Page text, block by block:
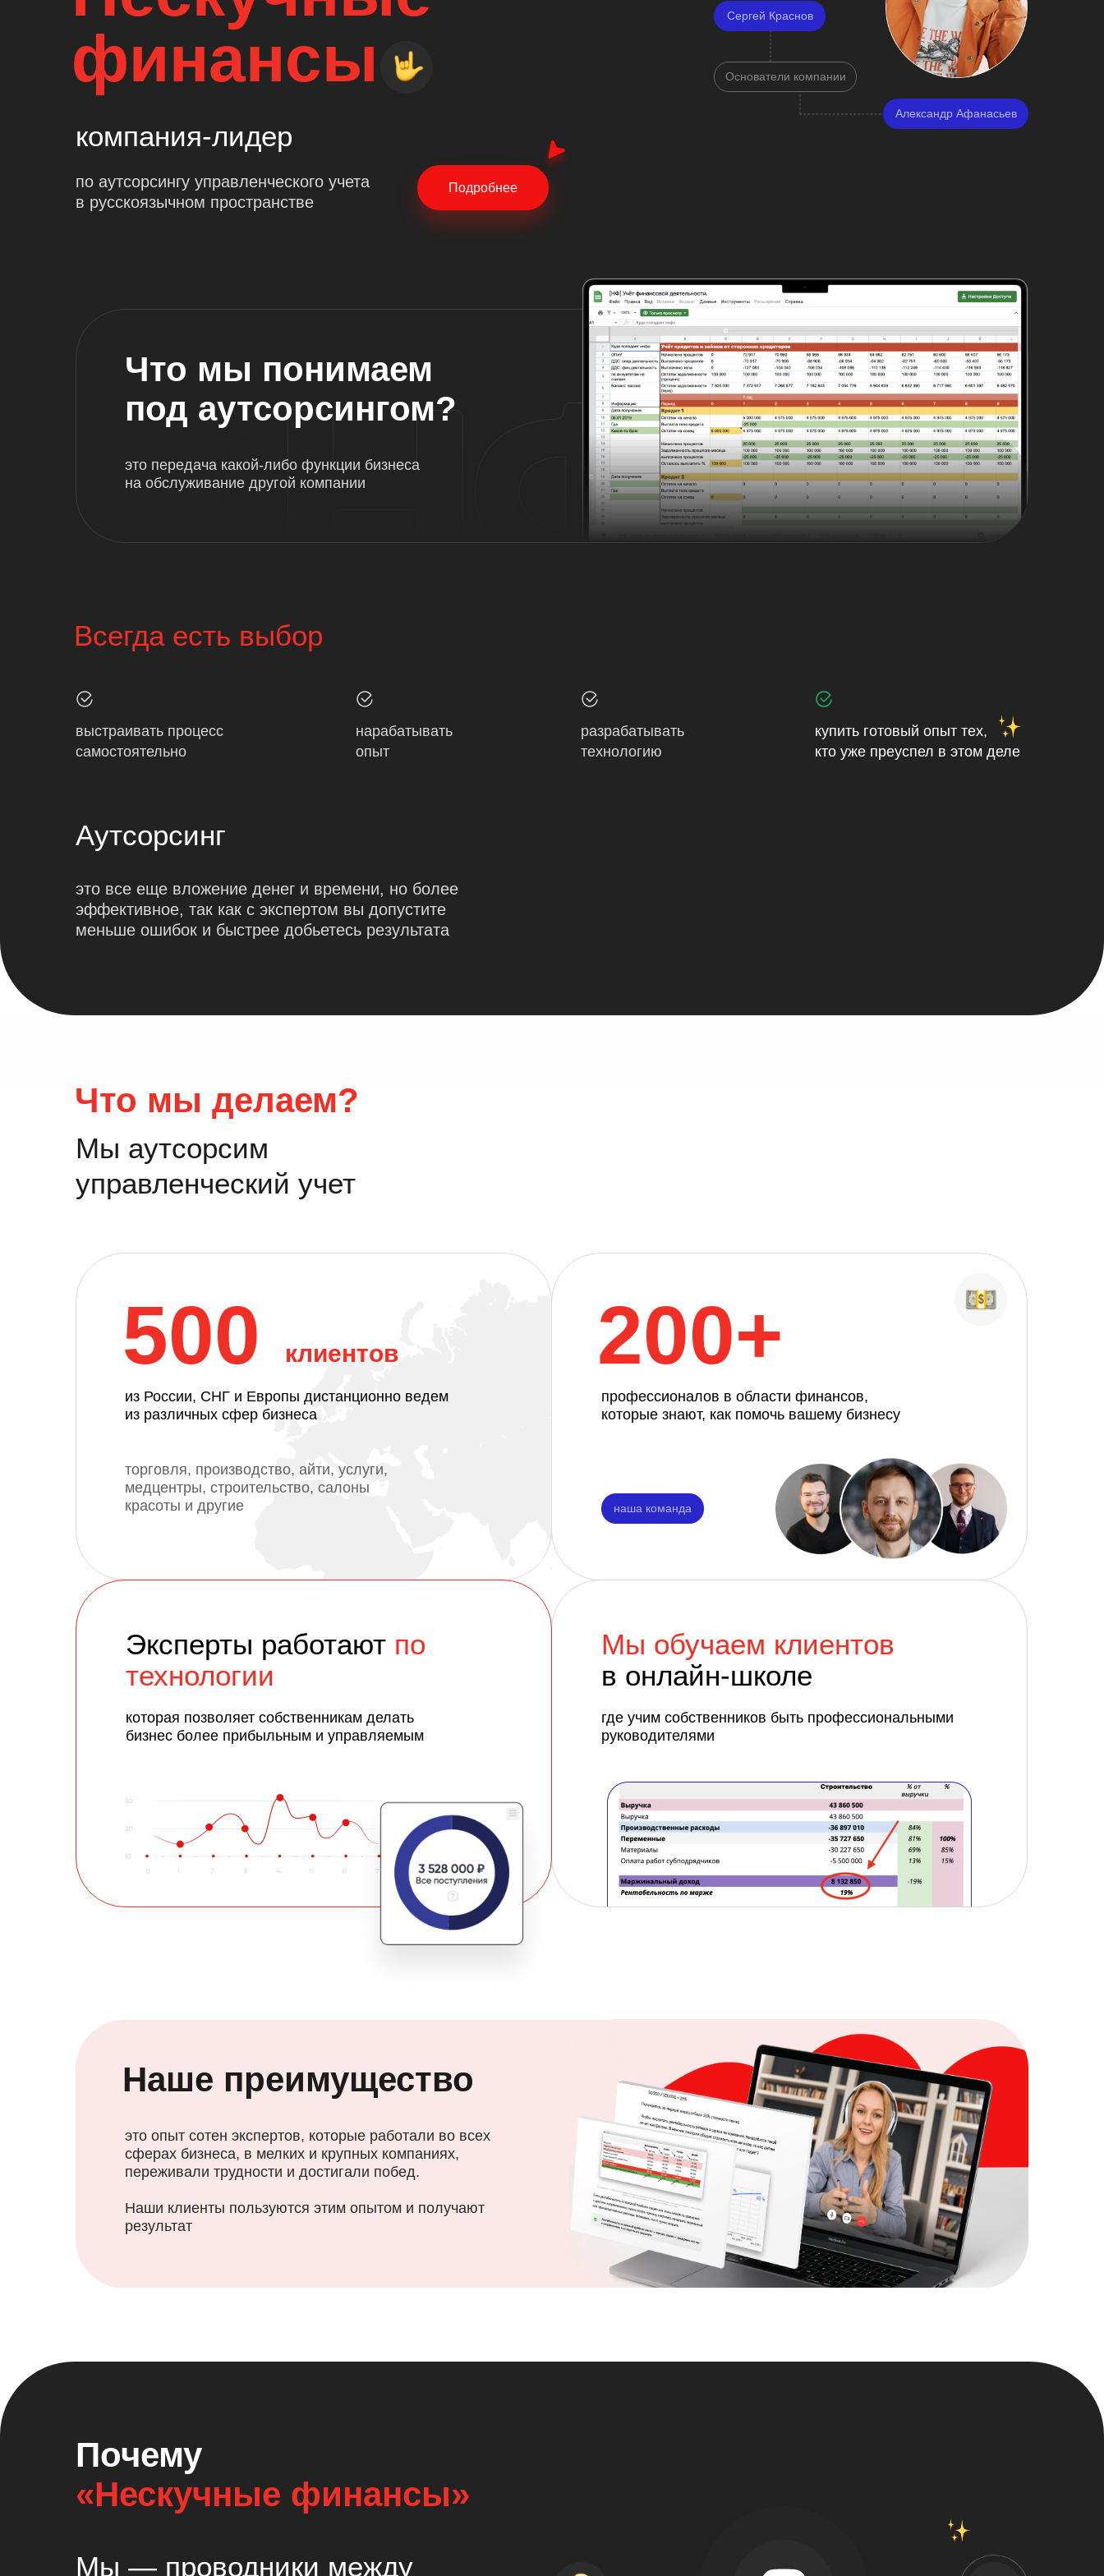
разрабатывать
технологию
выстраивать процесс
самостоятельно
нарабатывать
опыт
купить готовый опыт тех,
кто уже преуспел в этом деле
финансы
компания-лидер
по аутсорсингу управленческого учета
в русскоязычном пространстве
Подробнее
Что мы понимаем
под аутсорсингом?
Всегда есть выбор
Аутсорсинг
это все еще вложение денег и времени, но более
эффективное, так как с экспертом вы допустите
меньше ошибок и быстрее добьетесь результата
Сергей Краснов
это передача какой-либо функции бизнеса
на обслуживание другой компании
Основатели компании
Александр Афанасьев
Что мы делаем?
Мы аутсорсим
управленческий учет
500 клиентов
из России, СНГ и Европы дистанционно ведем
из различных сфер бизнеса
торговля, производство, айти, услуги,
медцентры, строительство, салоны
красоты и другие
200+
профессионалов в области финансов,
которые знают, как помочь вашему бизнесу
Мы обучаем клиентов
в онлайн-школе
где учим собственников быть профессиональными
руководителями
наша команда
которая позволяет собственникам делать
бизнес более прибыльным и управляемым
Эксперты работают по
технологии
Наше преимущество
это опыт сотен экспертов, которые работали во всех
сферах бизнеса, в мелких и крупных компаниях,
переживали трудности и достигали побед.
Наши клиенты пользуются этим опытом и получают
результат
Почему
«Нескучные финансы»
Мы — проводники между